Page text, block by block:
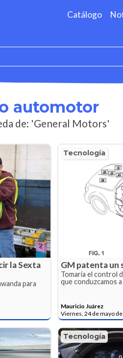
Catálogo
automotor
de: 'General Motors'
la Sexta
para
Tecnología
GM patenta un
Tomaría el control
que conduzcamos
Mauricio Juárez
Viernes, 24 de mayo
Tecnología